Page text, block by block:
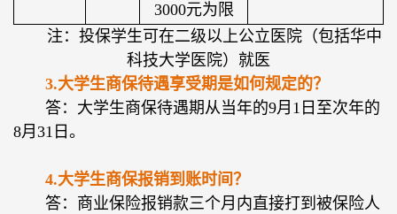
3000元为限
注：投保学生可在二级以上公立医院（包括华中
科技大学医院）就医
3.大学生商保待遇享受期是如何规定的？
答：大学生商保待遇期从当年的9月1日至次年的
8月31日。
4.大学生商保报销到账时间？
答：商业保险报销款三个月内直接打到被保险人